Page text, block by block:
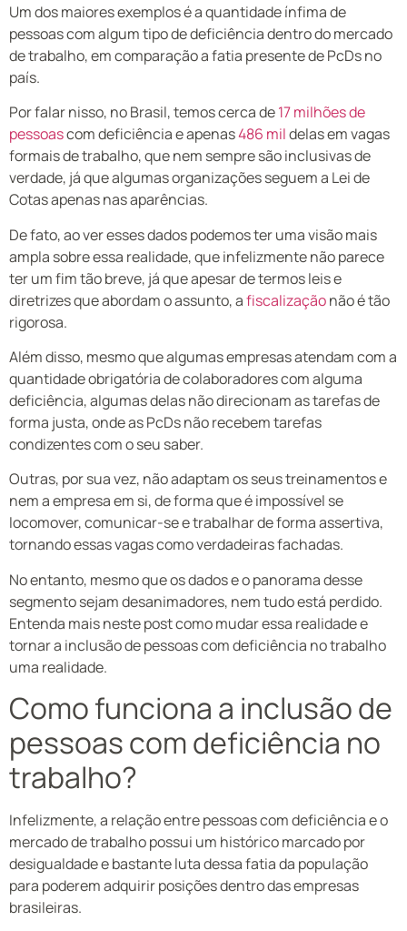
Um dos maiores exemplos é a quantidade ínfima de
pessoas com algum tipo de deficiência dentro do mercado
de trabalho, em comparação a fatia presente de PcDs no
país.
Por falar nisso, no Brasil, temos cerca de17 milhões de
pessoascom deficiência e apenas486 mildelas em vagas
formais de trabalho, que nem sempre são inclusivas de
verdade, já que algumas organizações seguem a Lei de
Cotas apenas nas aparências.
De fato, ao ver esses dados podemos ter uma visão mais
ampla sobre essa realidade, que infelizmente não parece
ter um fim tão breve, já que apesar de termos leis e
diretrizes que abordam o assunto, afiscalizaçãonão é tão
rigorosa.
Além disso, mesmo que algumas empresas atendam com a
quantidade obrigatória de colaboradores com alguma
deficiência, algumas delas não direcionam as tarefas de
forma justa, onde as PcDs não recebem tarefas
condizentes com o seu saber.
Outras, por sua vez, não adaptam os seus treinamentos e
nem a empresa em si, de forma que é impossível se
locomover, comunicar-se e trabalhar de forma assertiva,
tornando essas vagas como verdadeiras fachadas.
No entanto, mesmo que os dados e o panorama desse
segmento sejam desanimadores, nem tudo está perdido.
Entenda mais neste post como mudar essa realidade e
tornar a inclusão de pessoas com deficiência no trabalho
uma realidade.
Como funciona a inclusão de
pessoas com deficiência no
trabalho?
Infelizmente, a relação entre pessoas com deficiência e o
mercado de trabalho possui um histórico marcado por
desigualdade e bastante luta dessa fatia da população
para poderem adquirir posições dentro das empresas
brasileiras.